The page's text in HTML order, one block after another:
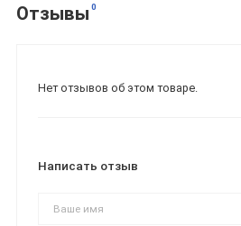
Отзывы 0
Нет отзывов об этом товаре.
Написать отзыв